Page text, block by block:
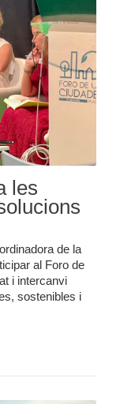
les
de la
al Foro de
i intercanvi
sostenibles i